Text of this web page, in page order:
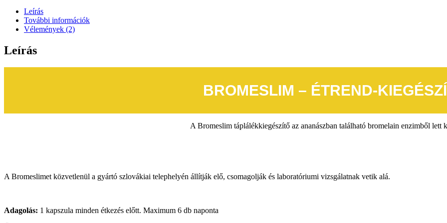
Leírás
További információk
Vélemények (2)
Leírás
BROMESLIM – ÉTREND-
A Bromeslim táplálékkiegészítő az ananászban található bromelain enzimből lett
A Bromeslimet közvetlenül a gyártó szlovákiai telephelyén állítják elő, csomagolják és laboratóriumi vizsgálatnak vetik alá.
Adagolás: 1 kapszula minden étkezés előtt. Maximum 6 db naponta